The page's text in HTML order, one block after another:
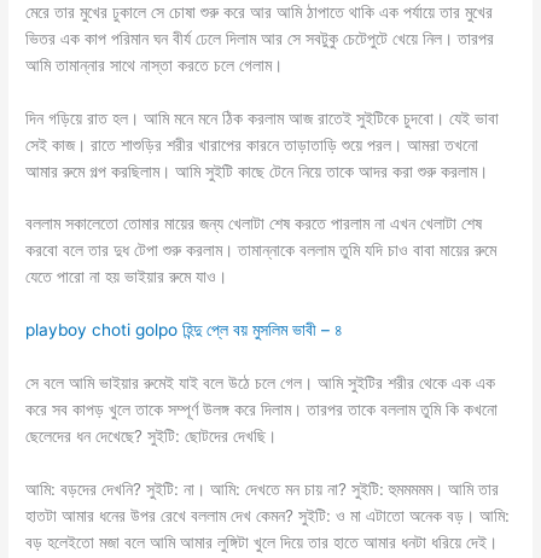
মেরে তার মুখের ঢুকালে সে চোষা শুরু করে আর আমি ঠাপাতে থাকি এক পর্যায়ে তার মুখের
ভিতর এক কাপ পরিমান ঘন বীর্য ঢেলে দিলাম আর সে সবটুকু চেটেপুটে খেয়ে নিল। তারপর
আমি তামান্নার সাথে নাস্তা করতে চলে গেলাম।
দিন গড়িয়ে রাত হল। আমি মনে মনে ঠিক করলাম আজ রাতেই সুইটিকে চুদবো। যেই ভাবা
সেই কাজ। রাতে শাশুড়ির শরীর খারাপের কারনে তাড়াতাড়ি শুয়ে পরল। আমরা তখনো
আমার রুমে গল্প করছিলাম। আমি সুইটি কাছে টেনে নিয়ে তাকে আদর করা শুরু করলাম।
বললাম সকালেতো তোমার মায়ের জন্য খেলাটা শেষ করতে পারলাম না এখন খেলাটা শেষ
করবো বলে তার দুধ টেপা শুরু করলাম। তামান্নাকে বললাম তুমি যদি চাও বাবা মায়ের রুমে
যেতে পারো না হয় ভাইয়ার রুমে যাও।
playboy choti golpo হিন্দু প্লে বয় মুসলিম ভাবী – ৪
সে বলে আমি ভাইয়ার রুমেই যাই বলে উঠে চলে গেল। আমি সুইটির শরীর থেকে এক এক
করে সব কাপড় খুলে তাকে সম্পূর্ণ উলঙ্গ করে দিলাম। তারপর তাকে বললাম তুমি কি কখনো
ছেলেদের ধন দেখেছে? সুইটি: ছোটদের দেখছি।
আমি: বড়দের দেখনি? সুইটি: না। আমি: দেখতে মন চায় না? সুইটি: হুমমমমম। আমি তার
হাতটা আমার ধনের উপর রেখে বললাম দেখ কেমন? সুইটি: ও মা এটাতো অনেক বড়। আমি:
বড় হলেইতো মজা বলে আমি আমার লুঙ্গিটা খুলে দিয়ে তার হাতে আমার ধনটা ধরিয়ে দেই।